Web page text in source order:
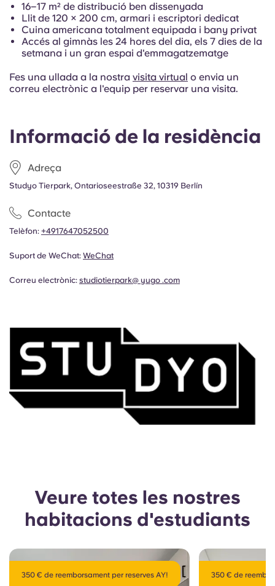
Informació de la residència
Adreça
Studyo Tierpark, Ontarioseestraße 32, 10319 Berlín
Contacte
Telèfon: +4917647052500
Suport de WeChat: WeChat
Correu electrònic: studiotierpark@ yugo .com
16–17 m² de distribució ben dissenyada
Llit de 120 × 200 cm, armari i escriptori dedicat
Cuina americana totalment equipada i bany privat
Accés al gimnàs les 24 hores del dia, els 7 dies de la
setmana i un gran espai d'emmagatzematge
Fes una ullada a la nostra visita virtual o envia un
correu electrònic a l'equip per reservar una visita.
Veure totes les nostres
habitacions d'estudiants
350 € de reemborsament per reserves AY! 350 € de